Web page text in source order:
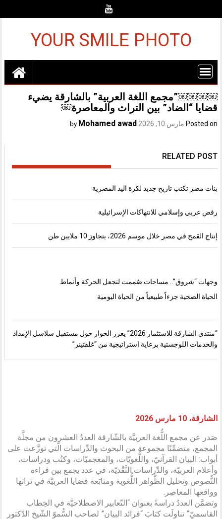
YOUR SMILE PHOTO
￼￼￼￼”مجمع اللغة العربية” بالشارقة يضيء
قضايا “الضاد” بين التراث والمعاصرة￼
Posted on مارس 10, 2026 Mohamed awad
RELATED POST
بنات مصر تكتب تاريخ جديد لكرة اليد المصرية
رفض عربي وإسلامي للانتهاكات الإسرائيلية
إنتاج القمح في مصر خلال موسم 2026، يتجاوز 10 ملايين طن
وجهات “شروق”.. مساحات صُممت لتجعل الحركة وأنماط
الحياة الصحية جزءاً طبيعياً من الحياة اليومية
“منتدى الشارقة للاستثمار 2026” يعزز الحوار حول مستقبل سلاسل الإمداد
والخدمات اللوجستية برعاية استراتيجية من “غلفتينر”
الشارقة، 10 مارس 2026
صَدر عن مجمع اللُّغة العربيَّة بالشّارقة العددُ العشرون من مجلَّة
المجمع، متضمِّنًا مجموعة من البحوث والدِّراسات الّتي توزَّعت على
أبواب: البيان القرآنيّ، واللُّغويّات، والمعجميّات، وكتُب ودراسات،
وأعلام العربيّة، والدِّراسات النَّقْديّة، في عدد يجمع بين قراءة
النُّصوص وتحليل الظَّواهر اللُّغوية ومتابَعة قضايا العربيَّة في تراثها
وواقعها المعاصِر.
وتضمَّن العددُ دراسةً بعنوان “التّعابير الاصطلاحيَّة في الخِطاب
القاسميّ” تناولَت كتابَ “فرائد البيان” لصاحب السُّموّ الشّيخ الدّكتور